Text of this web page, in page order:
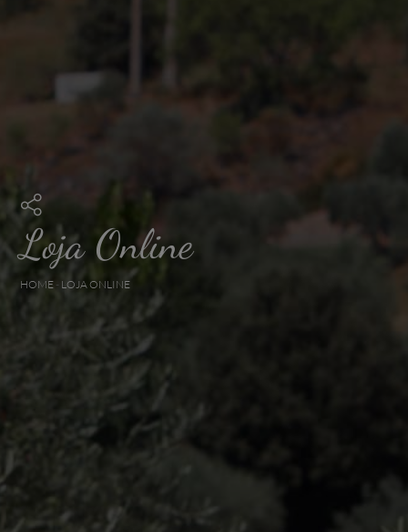
Loja Online
HOME - LOJA ONLINE